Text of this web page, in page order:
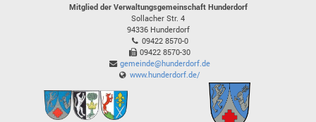
Mitglied der Verwaltungsgemeinschaft Hunderdorf
Sollacher Str. 4
94336 Hunderdorf
09422 8570-0
09422 8570-30
gemeinde@hunderdorf.de
www.hunderdorf.de/